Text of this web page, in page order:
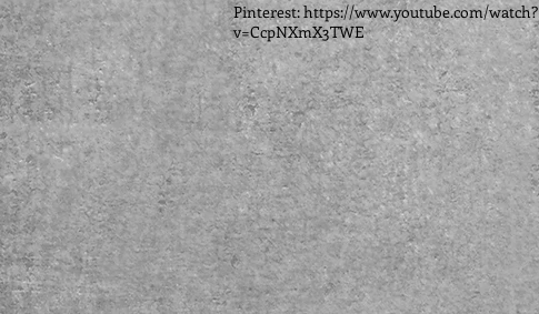
Pinterest:https://www.youtube.com/watch?
v=CcpNXmX3TWE